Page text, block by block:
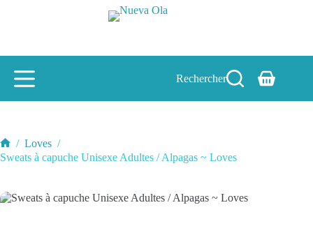
Rechercher
Panier
Accueil
/ Loves /
Sweats à capuche Unisexe Adultes / Alpagas ~ Loves